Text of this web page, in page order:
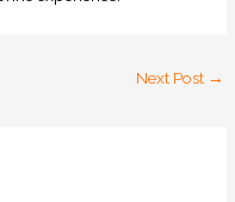
Next Post →